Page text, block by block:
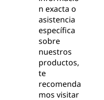
n exacta o
asistencia
específica
sobre
nuestros
productos,
te
recomenda
mos visitar